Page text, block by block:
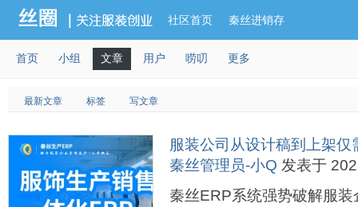
社区首页 秦丝进销存
首页 小组 文章 用户 唠叨 更多
最新文章 标签 写文章
服装公司从设计稿到上架仅
秦丝管理员-小Q 发表于
秦丝ERP系统强势破解服